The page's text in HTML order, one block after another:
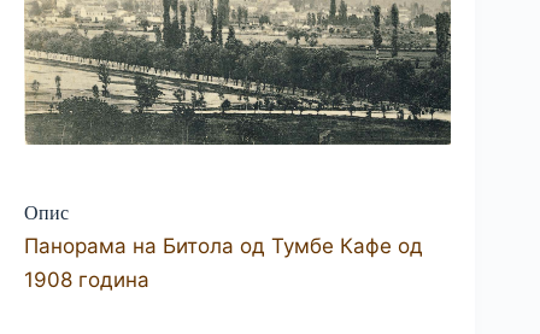
Опис
Панорама на Битола од Тумбе Кафе од
1908 година